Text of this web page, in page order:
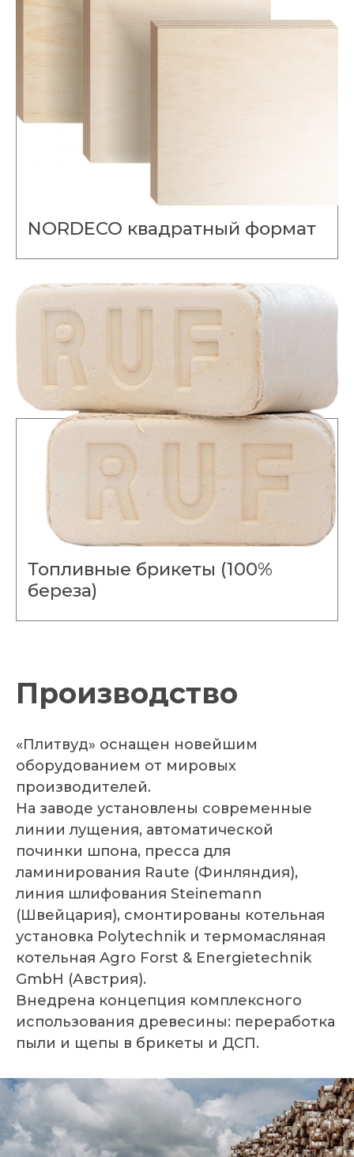
NORDECO квадратный формат
Топливные брикеты (100%
береза)
Производство
«Плитвуд» оснащен новейшим
оборудованием от мировых
производителей.
На заводе установлены современные
линии лущения, автоматической
починки шпона, пресса для
ламинирования Raute (Финляндия),
линия шлифования Steinemann
(Швейцария), смонтированы котельная
установка Polytechnik и термомасляная
котельная Agro Forst & Energietechnik
GmbH (Австрия).
Внедрена концепция комплексного
использования древесины: переработка
пыли и щепы в брикеты и ДСП.